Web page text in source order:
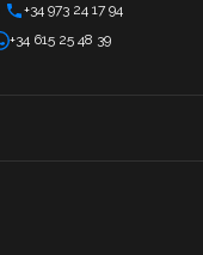
+34 973 24 17 94
+34 615 25 48 39